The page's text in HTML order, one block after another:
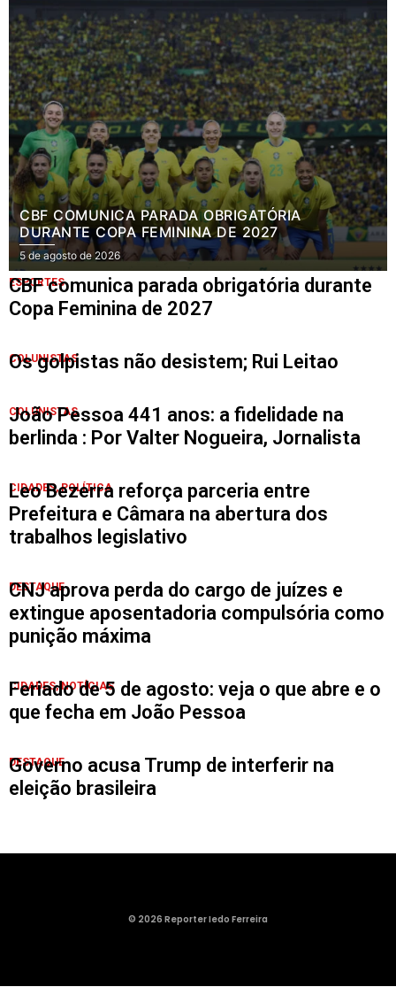
CBF COMUNICA PARADA OBRIGATÓRIA
DURANTE COPA FEMININA DE 2027
5 de agosto de 2026
ESPORTES
CBF comunica parada obrigatória durante
Copa Feminina de 2027
COLUNISTAS
Os golpistas não desistem; Rui Leitao
COLUNISTAS
João Pessoa 441 anos: a fidelidade na
berlinda : Por Valter Nogueira, Jornalista
CIDADES,POLÍTICA
Leo Bezerra reforça parceria entre
Prefeitura e Câmara na abertura dos
trabalhos legislativo
DESTAQUE
CNJ aprova perda do cargo de juízes e
extingue aposentadoria compulsória como
punição máxima
CIDADES,NOTÍCIAS
Feriado de 5 de agosto: veja o que abre e o
que fecha em João Pessoa
DESTAQUE
Governo acusa Trump de interferir na
eleição brasileira
© 2026 Reporter Iedo Ferreira